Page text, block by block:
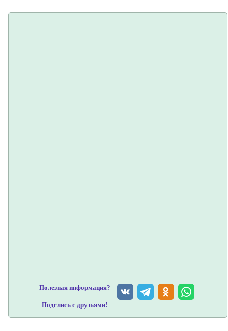
Полезная информация?
Поделись с друзьями!